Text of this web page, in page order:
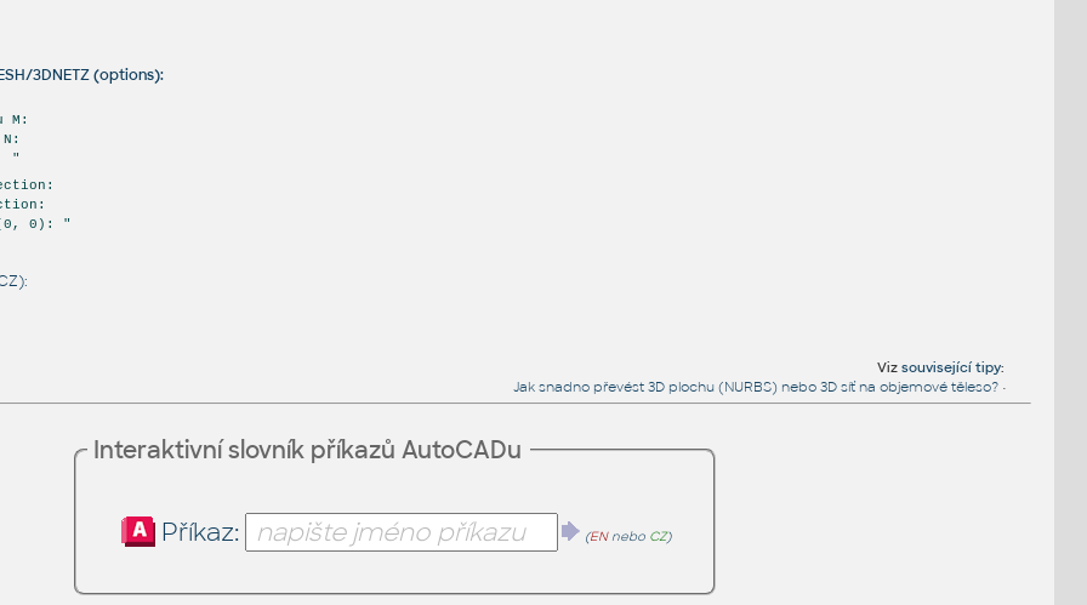
3DNETZ (options):
M:
"
0): "
Vizsouvisející tipy:
Jak snadno převést 3D plochu (NURBS) nebo 3D síť na objemové těleso? •
Interaktivní slovník příkazů AutoCADu
Příkaz: (ENnebo CZ)